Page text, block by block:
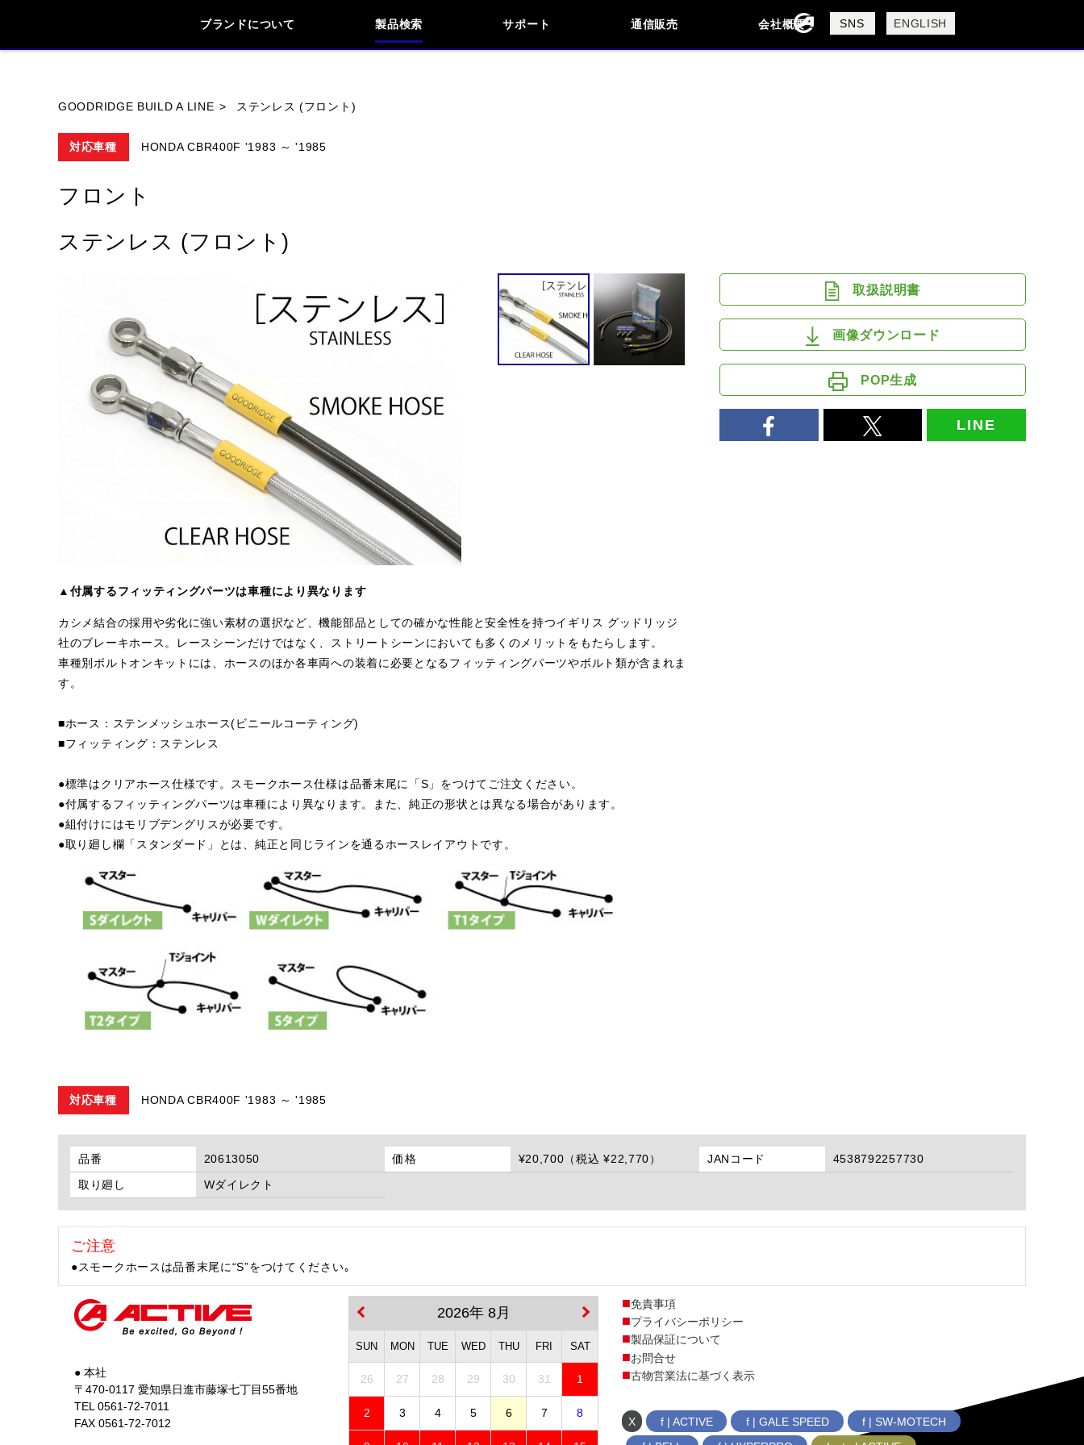
ブランドについて 製品検索 サポート 通信販売 会社概要
会社概要
採用情報
SNS ENGLISH
閉じる
GOODRIDGE BUILD A LINE ステンレス (フロント)
対応車種 HONDA CBR400F '1983 ～ '1985
フロント
ステンレス (フロント)
▲付属するフィッティングパーツは車種により異なります
カシメ結合の採用や劣化に強い素材の選択など、機能部品としての確かな性能と安全性を持つイギリス グッドリッジ
社のブレーキホース。レースシーンだけではなく、ストリートシーンにおいても多くのメリットをもたらします。
車種別ボルトオンキットには、ホースのほか各車両への装着に必要となるフィッティングパーツやボルト類が含まれま
す。
■ホース：ステンメッシュホース(ビニールコーティング)
■フィッティング：ステンレス
●標準はクリアホース仕様です。スモークホース仕様は品番末尾に「S」をつけてご注文ください。
●付属するフィッティングパーツは車種により異なります。また、純正の形状とは異なる場合があります。
●組付けにはモリブデングリスが必要です。
●取り廻し欄「スタンダード」とは、純正と同じラインを通るホースレイアウトです。
取扱説明書
画像ダウンロード
POP生成
LINE
対応車種 HONDA CBR400F '1983 ～ '1985
品番 20613050 価格 ¥20,700（税込 ¥22,770） JANコード
4538792257730
取り廻し
Wダイレクト
ご注意
●スモークホースは品番末尾に“S”をつけてください｡
● 本社
〒470-0117 愛知県日進市藤塚七丁目55番地
TEL 0561-72-7011
FAX 0561-72-7012
2026年 8月
SUN MON TUE WED THU FRI SAT
26 27 28 29 30 31 1
2 3 4 5 6 7 8
免責事項
プライバシーポリシー
製品保証について
お問合せ
古物営業法に基づく表示
X f | ACTIVE f | GALE SPEED
f | SW-MOTECH